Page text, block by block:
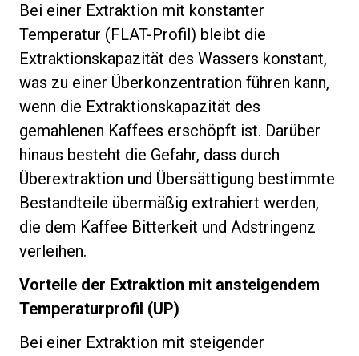
Bei einer Extraktion mit konstanter
Temperatur (FLAT-Profil) bleibt die
Extraktionskapazität des Wassers konstant,
was zu einer Überkonzentration führen kann,
wenn die Extraktionskapazität des
gemahlenen Kaffees erschöpft ist. Darüber
hinaus besteht die Gefahr, dass durch
Überextraktion und Übersättigung bestimmte
Bestandteile übermäßig extrahiert werden,
die dem Kaffee Bitterkeit und Adstringenz
verleihen.
Vorteile der Extraktion mit ansteigendem
Temperaturprofil (UP)
Bei einer Extraktion mit steigender